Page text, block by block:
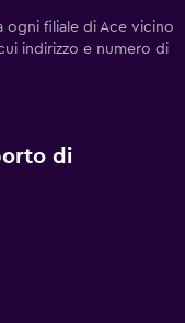
ogni filiale di Ace vicino
indirizzo e numero di
di